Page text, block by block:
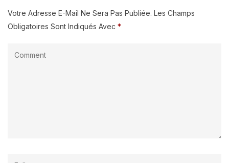
Votre Adresse E-Mail Ne Sera Pas Publiée. Les Champs
Obligatoires Sont Indiqués Avec *